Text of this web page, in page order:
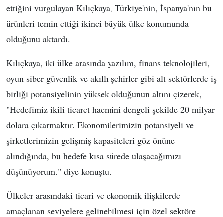
ettiğini vurgulayan Kılıçkaya, Türkiye'nin, İspanya'nın bu
ürünleri temin ettiği ikinci büyük ülke konumunda
olduğunu aktardı.
Kılıçkaya, iki ülke arasında yazılım, finans teknolojileri,
oyun siber güvenlik ve akıllı şehirler gibi alt sektörlerde iş
birliği potansiyelinin yüksek olduğunun altını çizerek,
"Hedefimiz ikili ticaret hacmini dengeli şekilde 20 milyar
dolara çıkarmaktır. Ekonomilerimizin potansiyeli ve
şirketlerimizin gelişmiş kapasiteleri göz önüne
alındığında, bu hedefe kısa sürede ulaşacağımızı
düşünüyorum." diye konuştu.
Ülkeler arasındaki ticari ve ekonomik ilişkilerde
amaçlanan seviyelere gelinebilmesi için özel sektöre